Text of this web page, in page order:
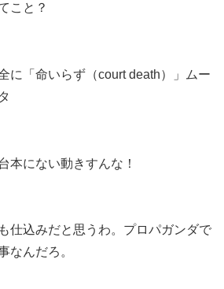
こと？
に「命いらず（court death）」ムー
本にない動きすんな！
仕込みだと思うわ。プロパガンダで
なんだろ。